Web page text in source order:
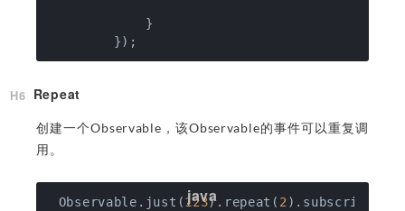
            }
Repeat
创建一个Observable，该Observable的事件可以重复调
用。
Observable.just(123).repeat( 2 ).subscribe(